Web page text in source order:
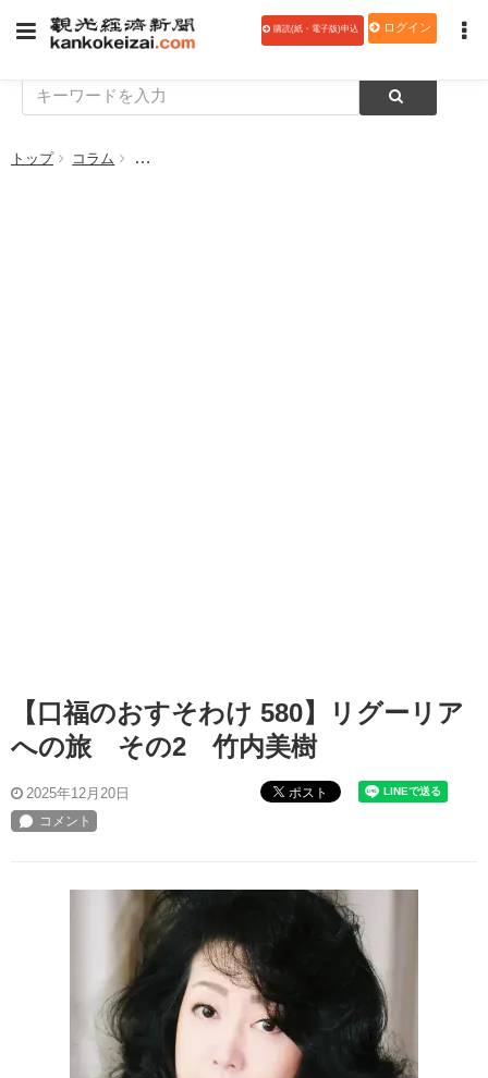
購読(紙・電子版)申込 ログイン
トップ コラム 【口福のおすそわけ 580】リグーリアへの旅 その2
【口福のおすそわけ 580】リグーリア
への旅 その2 竹内美樹
2025年12月20日 ポスト